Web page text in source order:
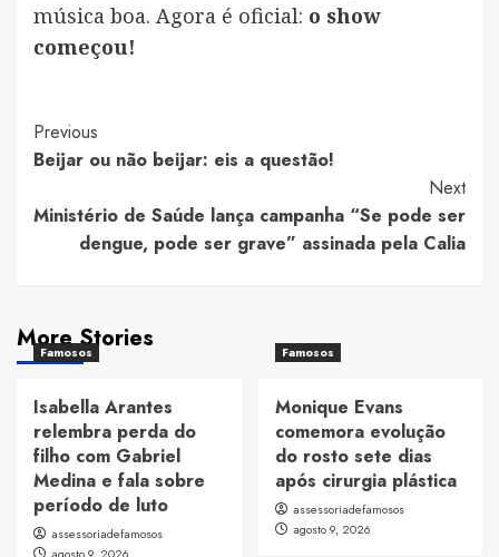
música boa. Agora é oficial: o show
começou!
Post
Navigation
Previous
Beijar ou não beijar: eis a questão!
Next
Ministério de Saúde lança campanha “Se pode ser
dengue, pode ser grave” assinada pela Calia
More Stories
Famosos
Isabella Arantes
relembra perda do
filho com Gabriel
Medina e fala sobre
período de luto
assessoriadefamosos
Famosos
Monique Evans
comemora evolução
do rosto sete dias
após cirurgia plástica
assessoriadefamosos
agosto 9, 2026